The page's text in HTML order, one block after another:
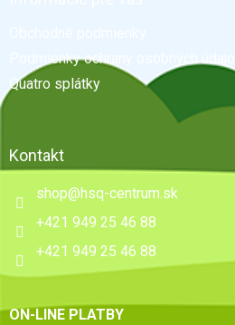
Podmienky ochrany osobných údajov
Quatro splátky
Kontakt
shop@hsq-centrum.sk
+421 949 25 46 88
+421 949 25 46 88
ON-LINE PLATBY